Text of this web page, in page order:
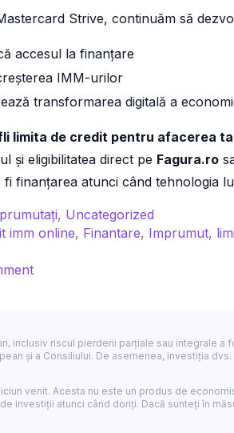
Strive, continuăm să
accesul la finanțare
IMM-urilor
transformarea digitală a
limita de credit pentru afacerea
și eligibilitatea direct pe Fagura.ro
fi finanțarea atunci când tehnologia
, Uncategorized
imm online, Finantare, Imprumut,
on
credit
pentru
ta
inclusiv riscul pierderii parțiale sau integrale
și a Consiliului. De asemenea, investiția
venit. Acesta nu este un produs de
investiții atunci când doriți. Dacă sunteți în